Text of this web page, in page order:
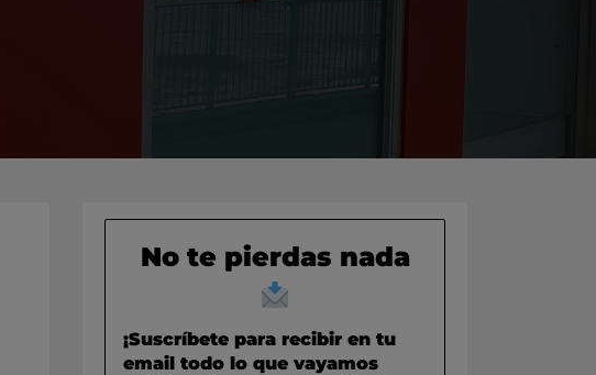
No te pierdas nada
¡Suscríbete para recibir en tu
email todo lo que vayamos